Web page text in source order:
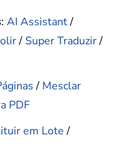
: AI Assistant/
/ Super Traduzir/
/ Mesclar
PDF
em Lote/